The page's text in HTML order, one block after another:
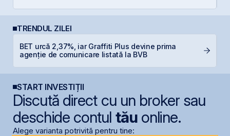
TRENDUL ZILEI
BET urcă 2,37%, iar Graffiti Plus devine prima
agenție de comunicare listată la BVB
START INVESTIȚII
Discută direct cu un broker sau
deschide contul tăuonline.
Alege varianta potrivită pentru tine: